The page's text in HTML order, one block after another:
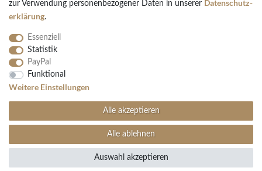
Kauf auf Rechnung
Folgen Sie uns
zur Verwendung personenbezogener Daten in unserer Daten­schutz­
erklärung.
Essenziell
Statistik
PayPal
Funktional
Weitere Einstellungen
Alle akzeptieren
Alle ablehnen
Auswahl akzeptieren